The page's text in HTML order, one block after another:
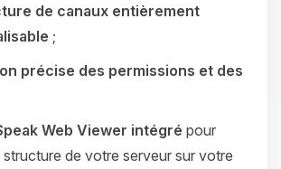
de canaux entièrement
;
précise des permissions et des
Web Viewer intégré pour
de votre serveur sur votre